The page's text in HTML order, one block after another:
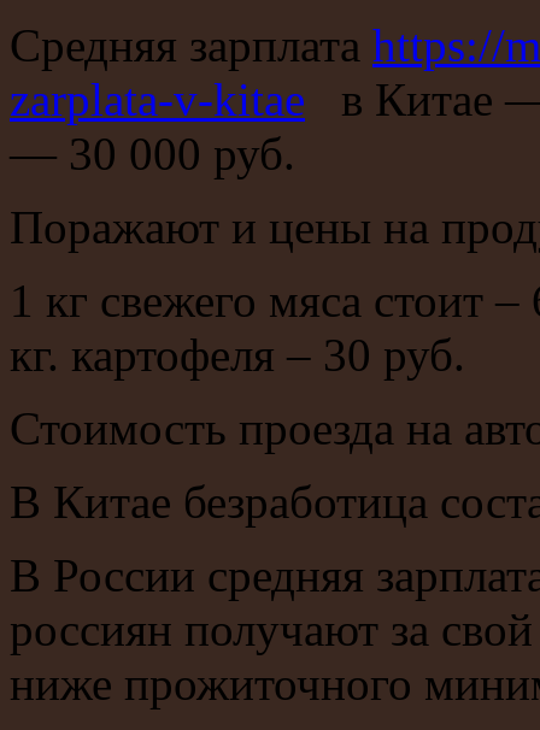
Средняя зарплата https://
zarplata-v-kitae в Китае
— 30 000 руб.
Поражают и цены на
1 кг свежего мяса стоит
кг. картофеля – 30 руб.
Стоимость проезда на
В Китае безработица
В России средняя
россиян получают за
ниже прожиточного